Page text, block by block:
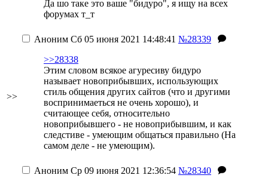
Да шо таке это ваше "бидуро", я ищу на всех
форумах т_т
>>
Аноним Сб 05 июня 2021 14:48:41 №28339
>>28338
Этим словом всякое агуресиву бидуро
называет новоприбывших, использующих
стиль общения других сайтов (что и другими
воспринимаеться не очень хорошо), и
считающее себя, относительно
новоприбывшего - не новоприбывшим, и как
следстиве - умеющим общаться правильно (На
самом деле - не умеющим).
Аноним Ср 09 июня 2021 12:36:54 №28340